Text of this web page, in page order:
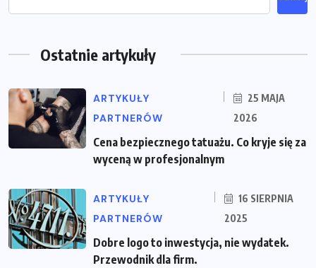
Ostatnie artykuły
ARTYKUŁY
PARTNERÓW
25 MAJA
2026
Cena bezpiecznego tatuażu. Co kryje się za
wyceną w profesjonalnym
ARTYKUŁY
PARTNERÓW
16 SIERPNIA
2025
Dobre logo to inwestycja, nie wydatek.
Przewodnik dla firm.